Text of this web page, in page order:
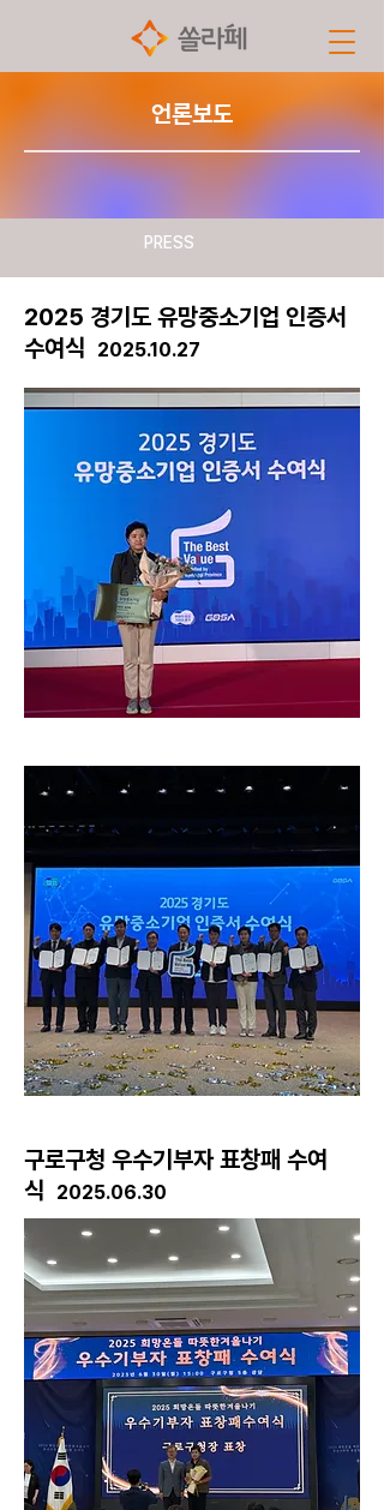
​언론보도
PRESS
​2025 경기도 유망중소기업 인증서
수여식
2025.10.27
​구로구청 우수기부자 표창패 수여
식
2025.06.30